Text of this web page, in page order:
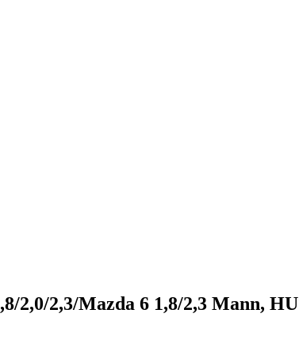
2,3/Mazda 6 1,8/2,3 Mann,